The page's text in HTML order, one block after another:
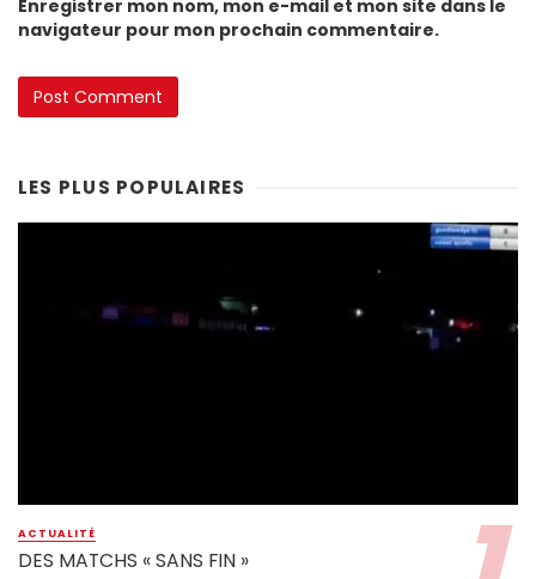
Enregistrer mon nom, mon e-mail et mon site dans le
navigateur pour mon prochain commentaire.
LES PLUS POPULAIRES
ACTUALITÉ
DES MATCHS « SANS FIN »